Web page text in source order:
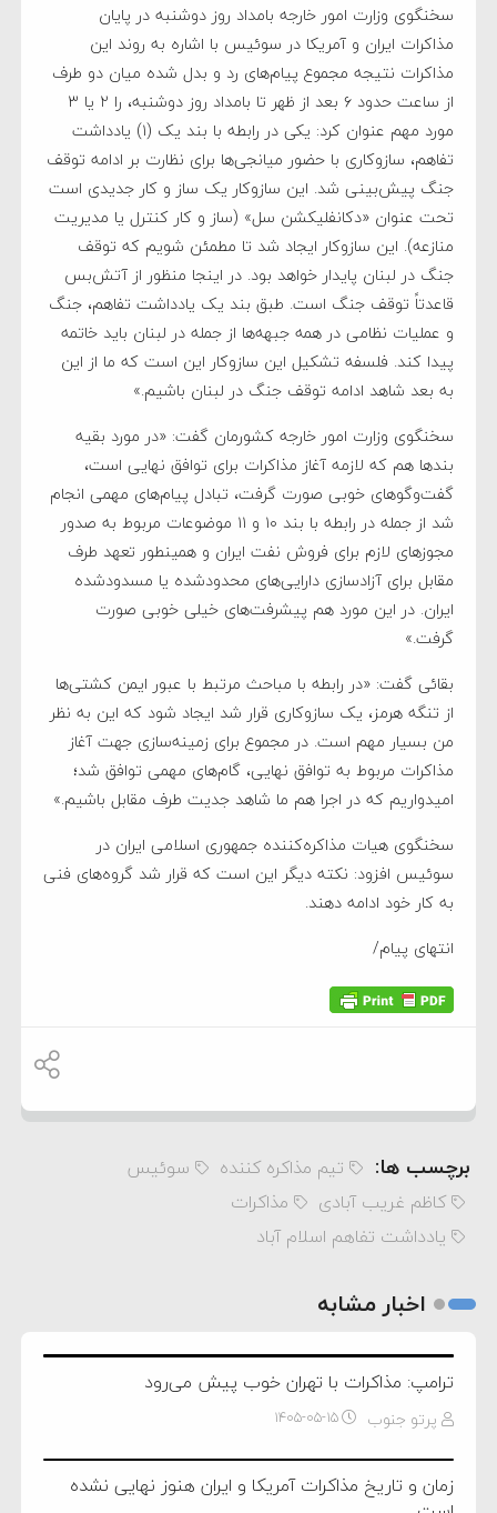
سخنگوی وزارت امور خارجه بامداد روز دوشنبه در پایان
مذاکرات ایران و آمریکا در سوئیس با اشاره به روند این
مذاکرات نتیجه مجموع پیام‌های رد و بدل شده میان دو طرف
از ساعت حدود ۶ بعد از ظهر تا بامداد روز دوشنبه، را ۲ یا ۳
مورد مهم عنوان کرد: یکی در رابطه با بند یک (۱) یادداشت
تفاهم، سازوکاری با حضور میانجی‌ها برای نظارت بر ادامه توقف
جنگ پیش‌بینی شد. این سازوکار یک ساز و کار جدیدی است
تحت عنوان «دکانفلیکشن سل» (ساز و کار کنترل یا مدیریت
منازعه). این سازوکار ایجاد شد تا مطمئن شویم که توقف
جنگ در لبنان پایدار خواهد بود. در اینجا منظور از آتش‌بس
قاعدتاً توقف جنگ است. طبق بند یک یادداشت تفاهم، جنگ
و عملیات نظامی در همه جبهه‌ها از جمله در لبنان باید خاتمه
پیدا کند. فلسفه تشکیل این سازوکار این است که ما از این
به بعد شاهد ادامه توقف جنگ در لبنان باشیم.»
سخنگوی وزارت امور خارجه کشورمان گفت: «در مورد بقیه
بند‌ها هم که لازمه آغاز مذاکرات برای توافق نهایی است،
گفت‌و‌گو‌های خوبی صورت گرفت، تبادل پیام‌های مهمی انجام
شد از جمله در رابطه با بند ۱۰ و ۱۱ موضوعات مربوط به صدور
مجوز‌های لازم برای فروش نفت ایران و همینطور تعهد طرف
مقابل برای آزادسازی دارایی‌های محدودشده یا مسدودشده
ایران. در این مورد هم پیشرفت‌های خیلی خوبی صورت
گرفت.»
بقائی گفت: «در رابطه با مباحث مرتبط با عبور ایمن کشتی‌ها
از تنگه هرمز، یک سازوکاری قرار شد ایجاد شود که این به نظر
من بسیار مهم است. در مجموع برای زمینه‌سازی جهت آغاز
مذاکرات مربوط به توافق نهایی، گام‌های مهمی توافق شد؛
امیدواریم که در اجرا هم ما شاهد جدیت طرف مقابل باشیم.»
سخنگوی هیات مذاکره‌کننده جمهوری اسلامی ایران در
سوئیس افزود: نکته دیگر این است که قرار شد گروه‌های فنی
به کار خود ادامه دهند.
انتهای پیام/
برچسب ها: تیم مذاکره کننده
سوئیس
کاظم غریب آبادی
مذاکرات
یادداشت تفاهم اسلام آباد
اخبار مشابه
ترامپ: مذاکرات با تهران خوب پیش می‌رود
پرتو جنوب ۱۴۰۵-۰۵-۱۵
زمان و تاریخ مذاکرات آمریکا و ایران هنوز نهایی نشده